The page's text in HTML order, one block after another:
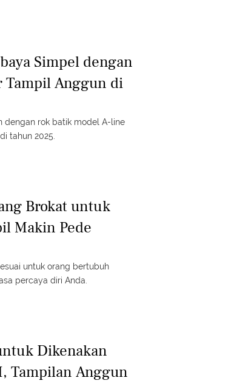
Simpel dengan
Tampil Anggun di
dengan rok batik model A-line
tahun 2025.
Brokat untuk
Makin Pede
untuk orang bertubuh
percaya diri Anda.
Dikenakan
Tampilan Anggun